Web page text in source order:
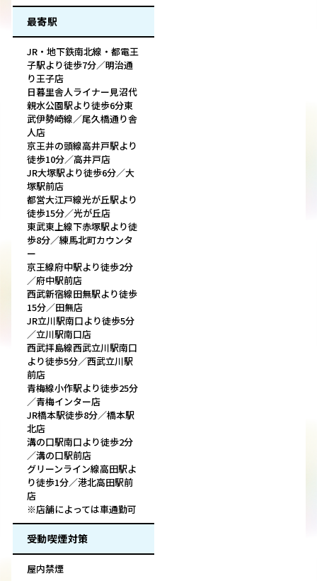
最寄駅
JR・地下鉄南北線・都電王
子駅より徒歩7分／明治通
り王子店
日暮里舎人ライナー見沼代
親水公園駅より徒歩6分東
武伊勢崎線／尾久橋通り舎
人店
京王井の頭線高井戸駅より
徒歩10分／高井戸店
JR大塚駅より徒歩6分／大
塚駅前店
都営大江戸線光が丘駅より
徒歩15分／光が丘店
東武東上線下赤塚駅より徒
歩8分／練馬北町カウンタ
ー
京王線府中駅より徒歩2分
／府中駅前店
西武新宿線田無駅より徒歩
15分／田無店
JR立川駅南口より徒歩5分
／立川駅南口店
西武拝島線西武立川駅南口
より徒歩5分／西武立川駅
前店
青梅線小作駅より徒歩25分
／青梅インター店
JR橋本駅徒歩8分／橋本駅
北店
溝の口駅南口より徒歩2分
／溝の口駅前店
グリーンライン線高田駅よ
り徒歩1分／港北高田駅前
店
※店舗によっては車通勤可
受動喫煙対策
屋内禁煙